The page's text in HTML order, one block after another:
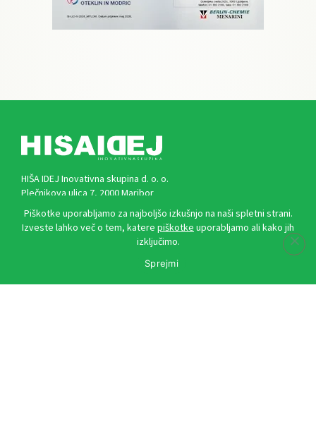
HIŠA IDEJ Inovativna skupina d. o. o.
Plečnikova ulica 7, 2000 Maribor
narocnina@zdrave-novice.si
Piškotke uporabljamo za najboljšo izkušnjo na naši spletni strani.
Izveste lahko več o tem, katere piškotke uporabljamo ali kako jih
izključimo.
Sprejmi